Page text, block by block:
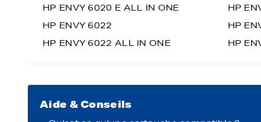
HP ENVY 6020 E ALL IN ONE
HP ENVY 6022
HP ENVY 6022 ALL IN ONE
HP
HP
HP
Aide & Conseils